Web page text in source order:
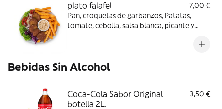
plato falafel
7,00 €
Pan, croquetas de garbanzos, Patatas,
tomate, cebolla, salsa blanca, picante y
Bebidas Sin Alcohol
Coca-Cola Sabor Original
botella 2L.
3,50 €